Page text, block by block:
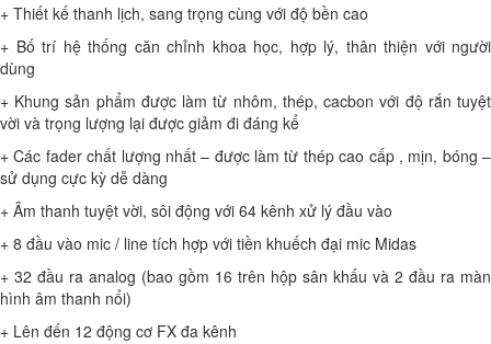
+ Thiết kế thanh lịch, sang trọng cùng với độ bền cao
+ Bố trí hệ thống căn chỉnh khoa học, hợp lý, thân thiện với người
dùng
+ Khung sản phẩm được làm từ nhôm, thép, cacbon với độ rắn tuyệt
vời và trọng lượng lại được giảm đi đáng kể
+ Các fader chất lượng nhất – được làm từ thép cao cấp , mịn, bóng –
sử dụng cực kỳ dễ dàng
+ Âm thanh tuyệt vời, sôi động với 64 kênh xử lý đầu vào
+ 8 đầu vào mic / line tích hợp với tiền khuếch đại mic Midas
+ 32 đầu ra analog (bao gồm 16 trên hộp sân khấu và 2 đầu ra màn
hình âm thanh nổi)
+ Lên đến 12 động cơ FX đa kênh